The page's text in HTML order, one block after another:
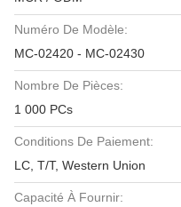
Numéro De Modèle:
MC-02420 - MC-02430
Nombre De Pièces:
1 000 PCs
Conditions De Paiement:
LC, T/T, Western Union
Capacité À Fournir: